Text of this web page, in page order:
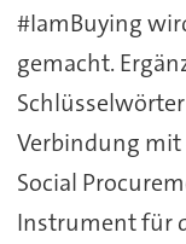
#IamBuying
gemacht.
Verbindung mit
Social
Instrument für